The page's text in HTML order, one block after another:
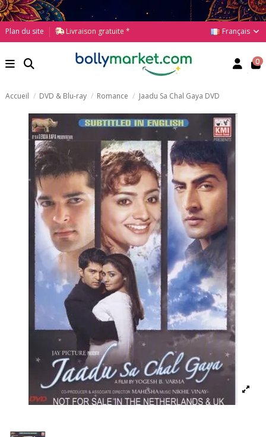
Plan du site Livraison gratuite * Français
0
Accueil DVD & Blu-ray Romance Jaadu Sa Chal Gaya DVD